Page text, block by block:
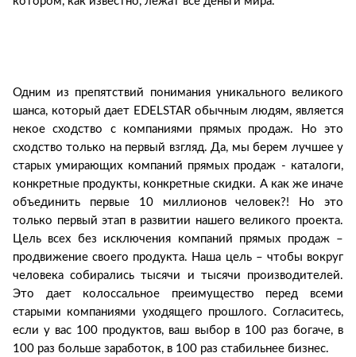
Одним из препятствий понимания уникального великого
шанса, который дает EDELSTAR обычным людям, является
некое сходство с компаниями прямых продаж. Но это
сходство только на первый взгляд. Да, мы берем лучшее у
старых умирающих компаний прямых продаж - каталоги,
конкретные продукты, конкретные скидки. А как же иначе
объединить первые 10 миллионов человек?! Но это
только первый этап в развитии нашего великого проекта.
Цель всех без исключения компаний прямых продаж –
продвижение своего продукта. Наша цель – чтобы вокруг
человека собирались тысячи и тысячи производителей.
Это дает колоссальное преимущество перед всеми
старыми компаниями уходящего прошлого. Согласитесь,
если у вас 100 продуктов, ваш выбор в 100 раз богаче, в
100 раз больше заработок, в 100 раз стабильнее бизнес.